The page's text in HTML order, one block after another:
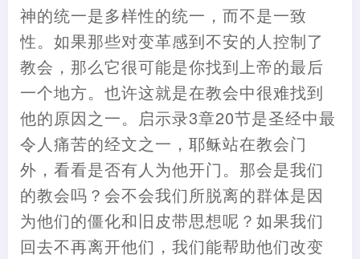
神的统一是多样性的统一，而不是一致
性。如果那些对变革感到不安的人控制了
教会，那么它很可能是你找到上帝的最后
一个地方。也许这就是在教会中很难找到
他的原因之一。启示录3章20节是圣经中最
令人痛苦的经文之一，耶稣站在教会门
外，看看是否有人为他开门。那会是我们
的教会吗？会不会我们所脱离的群体是因
为他们的僵化和旧皮带思想呢？如果我们
回去不再离开他们，我们能帮助他们改变